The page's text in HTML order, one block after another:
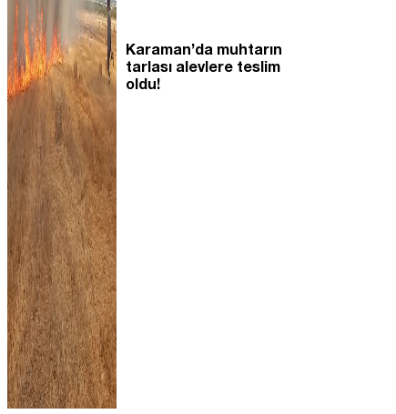
Karaman’da muhtarın
tarlası alevlere teslim
oldu!